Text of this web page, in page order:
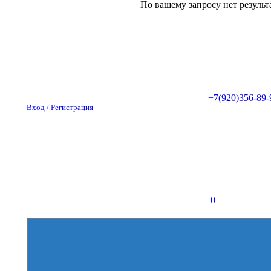
По вашему запросу нет
+7(920)356-89-
Вход / Регистрация
0